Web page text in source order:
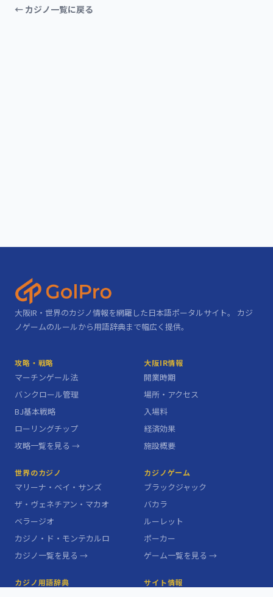
← カジノ一覧に戻る
大阪IR・世界のカジノ情報を網羅した日本語ポータルサイト。 カジ
ノゲームのルールから用語辞典まで幅広く提供。
攻略・戦略
マーチンゲール法
バンクロール管理
BJ基本戦略
ローリングチップ
攻略一覧を見る →
大阪IR情報
開業時期
場所・アクセス
入場料
経済効果
施設概要
世界のカジノ
マリーナ・ベイ・サンズ
ザ・ヴェネチアン・マカオ
ベラージオ
カジノ・ド・モンテカルロ
カジノ一覧を見る →
カジノゲーム
ブラックジャック
バカラ
ルーレット
ポーカー
ゲーム一覧を見る →
カジノ用語辞典 サイト情報